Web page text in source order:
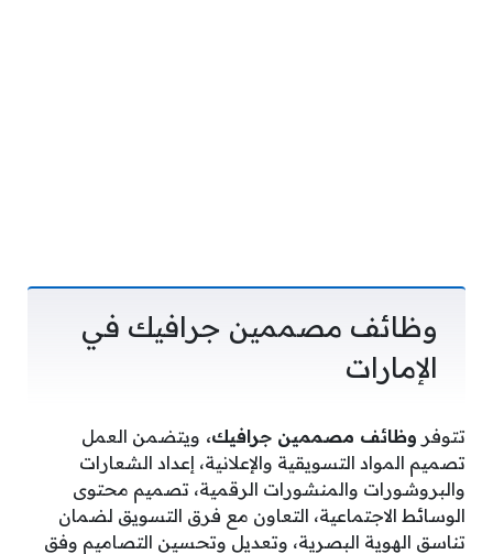
وظائف مصممين جرافيك في
الإمارات
تتوفر وظائف مصممين جرافيك، ويتضمن العمل
تصميم المواد التسويقية والإعلانية، إعداد الشعارات
والبروشورات والمنشورات الرقمية، تصميم محتوى
الوسائط الاجتماعية، التعاون مع فرق التسويق لضمان
تناسق الهوية البصرية، وتعديل وتحسين التصاميم وفق